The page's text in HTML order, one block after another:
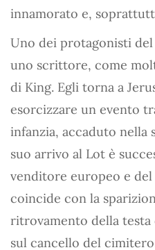
innamorato e,
Uno dei protagonisti
uno scrittore, come
di King. Egli torna a
esorcizzare un evento
infanzia, accaduto nella
suo arrivo al Lot è
venditore europeo e
coincide con la
ritrovamento della
sul cancello del